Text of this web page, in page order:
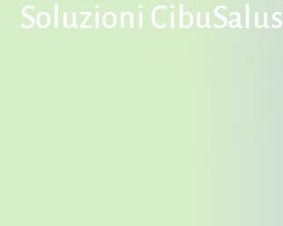
Soluzioni CibuSalus